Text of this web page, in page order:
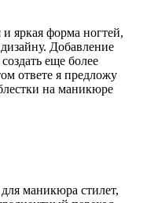
яркая форма ногтей,
Добавление
еще более
ответе я предложу
на маникюре
маникюра стилет,